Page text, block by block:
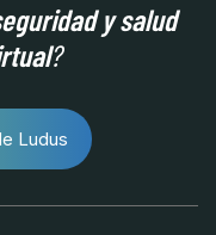
y salud
?
Ludus